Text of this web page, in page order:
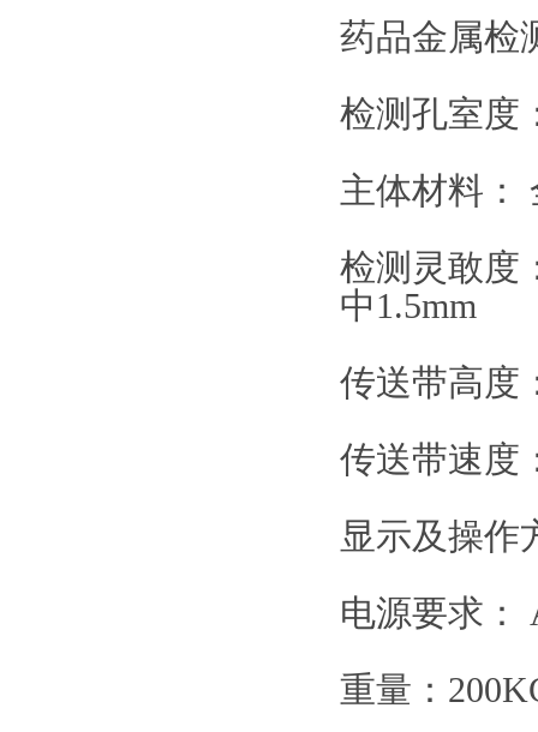
药品金属检
检测孔室度
主体材料：
检测灵敢度
中1.5mm
传送带高度
传送带速度
显示及操作
电源要求：
重量：